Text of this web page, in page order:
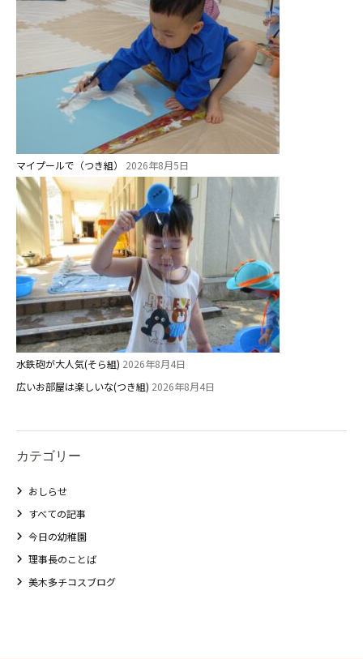
マイプールで（つき組） 2026年8月5日
水鉄砲が大人気(そら組) 2026年8月4日
広いお部屋は楽しいな(つき組) 2026年8月4日
カテゴリー
おしらせ
すべての記事
今日の幼稚園
理事長のことば
美木多チコスブログ